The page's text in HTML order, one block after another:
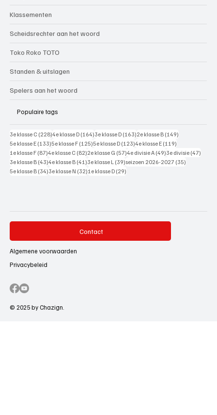
Klassementen
Scheidsrechter aan het woord
Toko Roko TOTO
Standen & uitslagen
Spelers aan het woord
Populaire tags
3e klasse C (228)228 posts
4e klasse D (164)164 posts
3e klasse D (163)163 posts
2e klasse B (149)
5e klasse E (133)133 posts
5e klasse F (125)125 posts
5e klasse D (123)123 posts
4e klasse E (119)
1e klasse F (87)87 posts
4e klasse C (82)82 posts
2e klasse G (57)57 posts
4e divisie A (49)49 posts
3e divisie (47)
3e klasse B (43)43 posts
4e klasse B (41)41 posts
3e klasse L (39)39 posts
seizoen 2026-2027 (35)
5e klasse B (34)34 posts
3e klasse N (32)32 posts
1e klasse D (29)
Contact
Algemene voorwaarden
Privacybeleid
© 2025 by Chazign.